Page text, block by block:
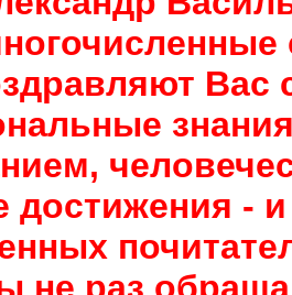
достижения -